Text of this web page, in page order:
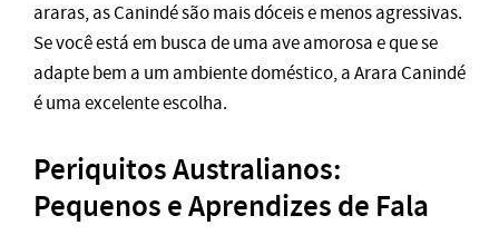
araras, as Canindé são mais dóceis e menos agressivas.
Se você está em busca de uma ave amorosa e que se
adapte bem a um ambiente doméstico, a Arara Canindé
é uma excelente escolha.
Periquitos Australianos:
Pequenos e Aprendizes de Fala